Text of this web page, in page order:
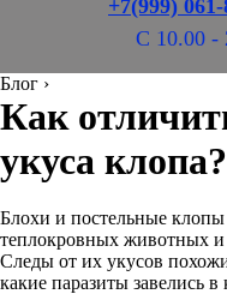
+7(999)
С 10.00 -
Блог ›
Как
укуса клопа?
Блохи и постельные
теплокровных животных
Следы от их укусов
какие паразиты завелись в